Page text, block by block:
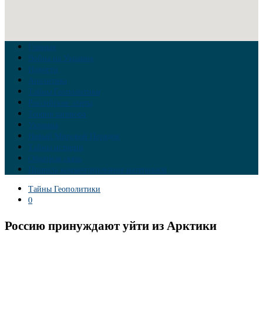
Главная
Война на Украине
Новости
Аналитика
Тайны Геополитики
Российские элиты
Теория заговора
Украина
Новый Мировой Порядок
Тайны истории
Обратная связь
Правила комментирования материалов
Тайны Геополитики
0
Россию принуждают уйти из Арктики